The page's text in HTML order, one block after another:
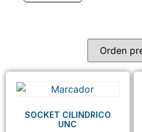
SOCKET CILINDRICO
UNC